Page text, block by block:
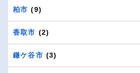
柏市 (9)
香取市 (2)
鎌ケ谷市 (3)